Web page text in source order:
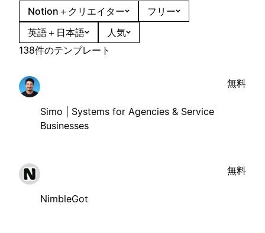
Notion＋クリエイター
フリー
英語＋日本語
人気
138件のテンプレート
Simo | Systems for Agencies & Service
Businesses
無料
NimbleGot
無料